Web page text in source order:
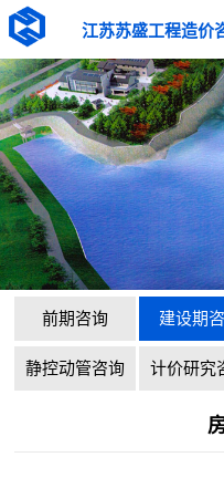
江苏苏盛工程造价
前期咨询 建设期
静控动管咨询 计价研究